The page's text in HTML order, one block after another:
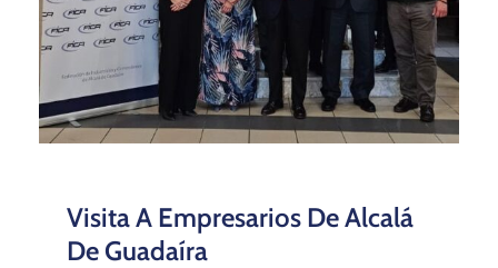
Visita A Empresarios De Alcalá
De Guadaíra